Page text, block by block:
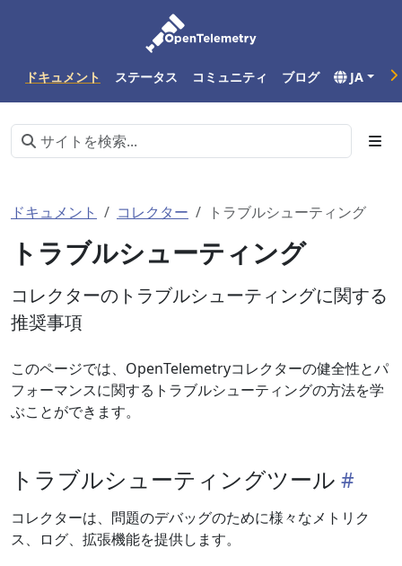
ドキュメント ステータス コミュニティ ブログ JA
ドキュメント コレクター トラブルシューティング
トラブルシューティング
コレクターのトラブルシューティングに関する
推奨事項
このページでは、OpenTelemetryコレクターの健全性とパ
フォーマンスに関するトラブルシューティングの方法を学
ぶことができます。
トラブルシューティングツール
コレクターは、問題のデバッグのために様々なメトリク
ス、ログ、拡張機能を提供します。